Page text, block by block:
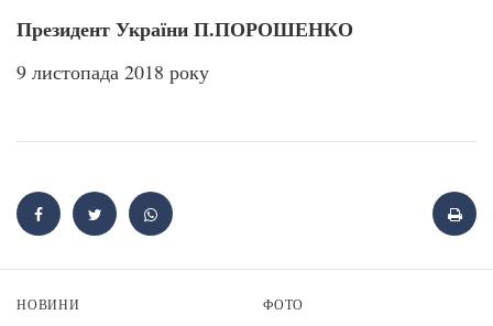
Президент України П.ПОРОШЕНКО
9 листопада 2018 року
НОВИНИ ФОТО